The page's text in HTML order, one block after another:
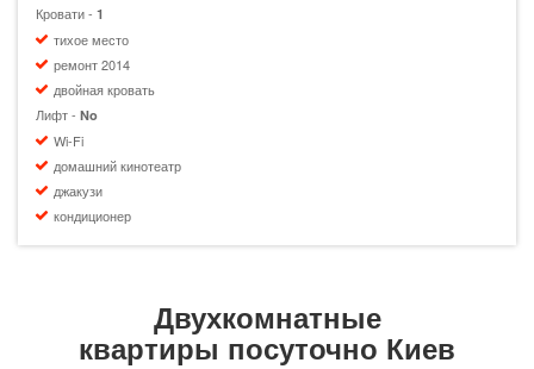
Кровати - 1
тихое место
ремонт 2014
двойная кровать
Лифт - No
Wi-Fi
домашний кинотеатр
джакузи
кондиционер
Двухкомнатные
квартиры посуточно Киев